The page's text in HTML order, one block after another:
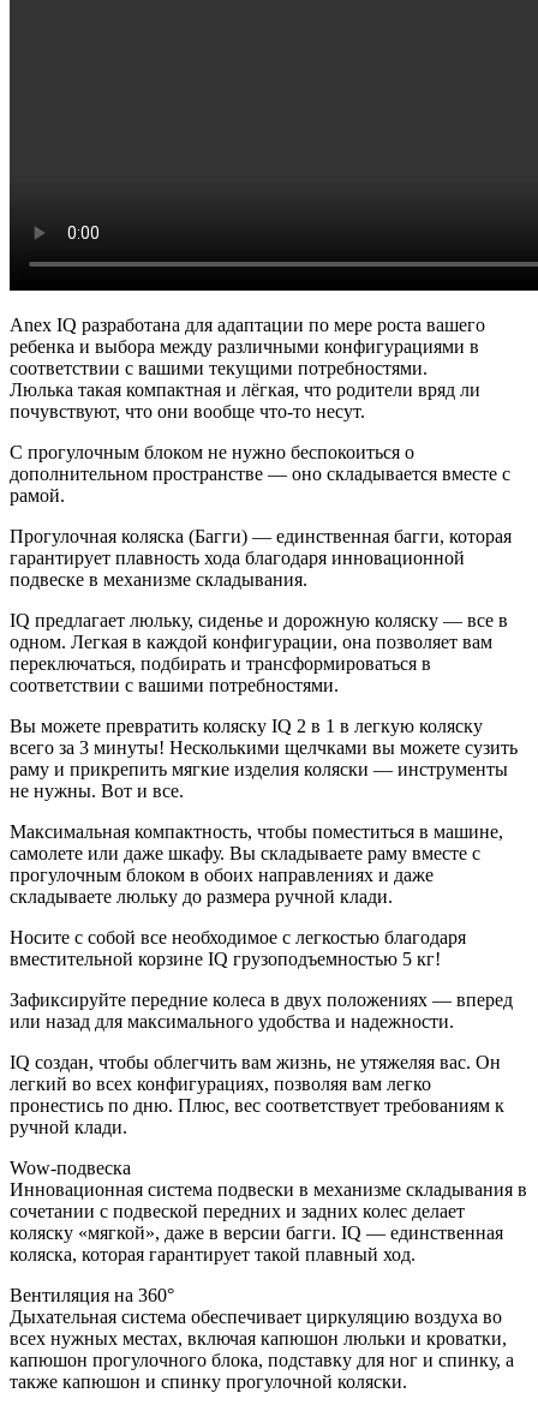
Anex IQ разработана для адаптации по мере роста вашего
ребенка и выбора между различными конфигурациями в
соответствии с вашими текущими потребностями.
Люлька такая компактная и лёгкая, что родители вряд ли
почувствуют, что они вообще что-то несут.
С прогулочным блоком не нужно беспокоиться о
дополнительном пространстве — оно складывается вместе с
рамой.
Прогулочная коляска (Багги) — единственная багги, которая
гарантирует плавность хода благодаря инновационной
подвеске в механизме складывания.
IQ предлагает люльку, сиденье и дорожную коляску — все в
одном. Легкая в каждой конфигурации, она позволяет вам
переключаться, подбирать и трансформироваться в
соответствии с вашими потребностями.
Вы можете превратить коляску IQ 2 в 1 в легкую коляску
всего за 3 минуты! Несколькими щелчками вы можете сузить
раму и прикрепить мягкие изделия коляски — инструменты
не нужны. Вот и все.
Максимальная компактность, чтобы поместиться в машине,
самолете или даже шкафу. Вы складываете раму вместе с
прогулочным блоком в обоих направлениях и даже
складываете люльку до размера ручной клади.
Носите с собой все необходимое с легкостью благодаря
вместительной корзине IQ грузоподъемностью 5 кг!
Зафиксируйте передние колеса в двух положениях — вперед
или назад для максимального удобства и надежности.
IQ создан, чтобы облегчить вам жизнь, не утяжеляя вас. Он
легкий во всех конфигурациях, позволяя вам легко
пронестись по дню. Плюс, вес соответствует требованиям к
ручной клади.
Wow-подвеска
Инновационная система подвески в механизме складывания в
сочетании с подвеской передних и задних колес делает
коляску «мягкой», даже в версии багги. IQ — единственная
коляска, которая гарантирует такой плавный ход.
Вентиляция на 360°
Дыхательная система обеспечивает циркуляцию воздуха во
всех нужных местах, включая капюшон люльки и кроватки,
капюшон прогулочного блока, подставку для ног и спинку, а
также капюшон и спинку прогулочной коляски.